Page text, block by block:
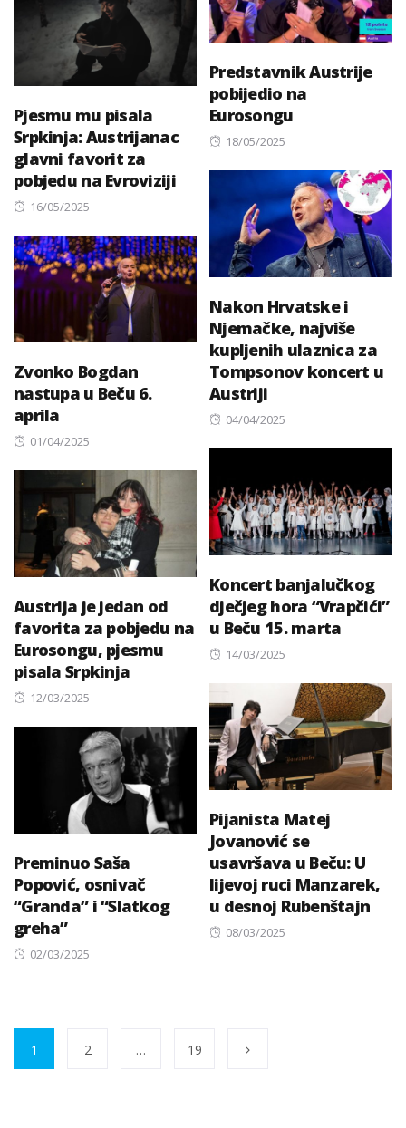
Predstavnik Austrije
pobijedio na
Eurosongu
Posted
18/05/2025
Pjesmu mu pisala
Srpkinja: Austrijanac
glavni favorit za
pobjedu na Evroviziji
Posted
16/05/2025
Nakon Hrvatske i
Njemačke, najviše
kupljenih ulaznica za
Tompsonov koncert u
Austriji
Posted
04/04/2025
Zvonko Bogdan
nastupa u Beču 6.
aprila
Posted
01/04/2025
Koncert banjalučkog
dječjeg hora “Vrapčići”
u Beču 15. marta
Posted
14/03/2025
Austrija je jedan od
favorita za pobjedu na
Eurosongu, pjesmu
pisala Srpkinja
Posted
12/03/2025
Pijanista Matej
Jovanović se
usavršava u Beču: U
lijevoj ruci Manzarek,
u desnoj Rubenštajn
Posted
08/03/2025
Preminuo Saša
Popović, osnivač
“Granda” i “Slatkog
greha”
Posted
02/03/2025
1 2 … 19